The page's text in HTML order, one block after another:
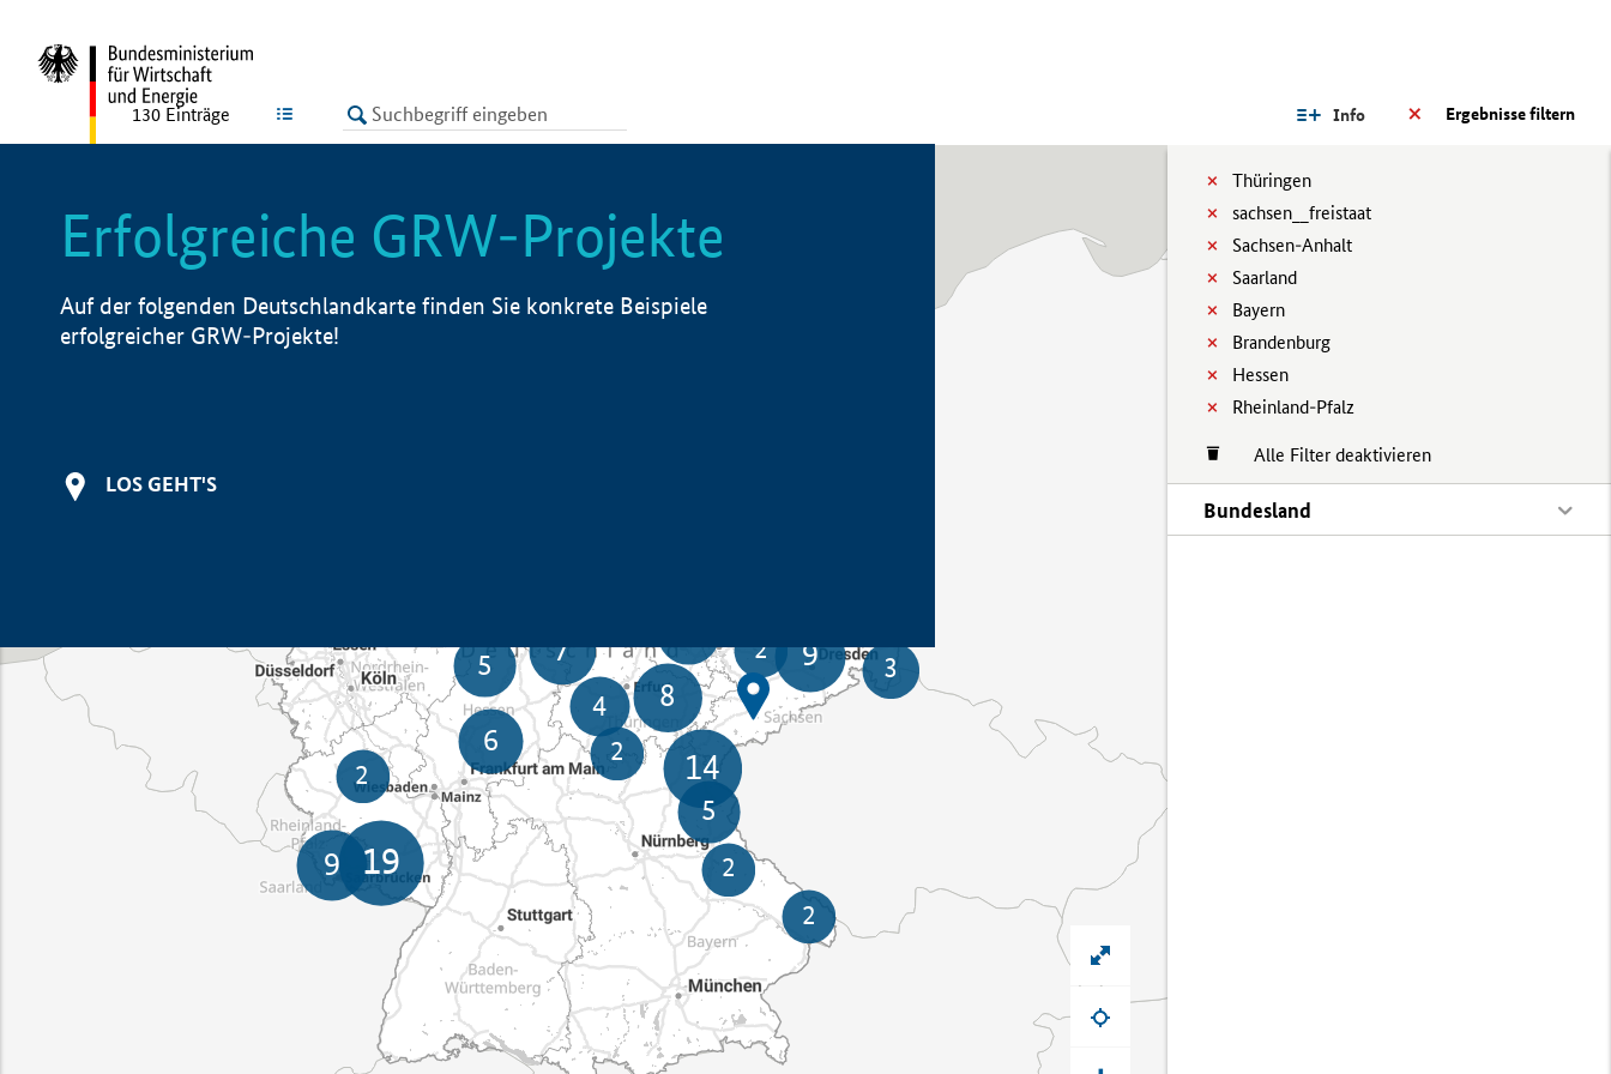
LISTE Ergebnisse filtern
Info
Thüringen
sachsen__freistaat
Sachsen-Anhalt
Saarland
Bayern
Brandenburg
Hessen
Rheinland-Pfalz
Alle Filter deaktivieren
Bundesland
130 Einträge
Erfolgreiche GRW-Projekte
Auf der folgenden Deutschlandkarte finden Sie konkrete Beispiele
erfolgreicher GRW-Projekte!
LOS GEHT'S